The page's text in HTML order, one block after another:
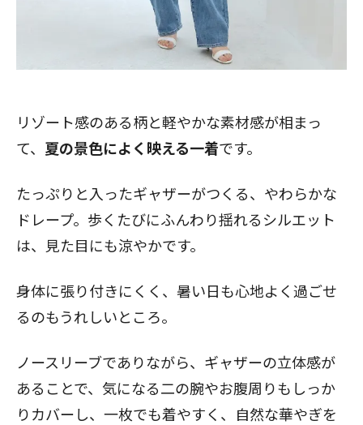
リゾート感のある柄と軽やかな素材感が相まっ
て、 夏の景色によく映える一着です。
たっぷりと入ったギャザーがつくる、やわらかな
ドレープ。歩くたびにふんわり揺れるシルエット
は、見た目にも涼やかです。
身体に張り付きにくく、暑い日も心地よく過ごせ
るのもうれしいところ。
ノースリーブでありながら、ギャザーの立体感が
あることで、気になる二の腕やお腹周りもしっか
りカバーし、一枚でも着やすく、自然な華やぎを